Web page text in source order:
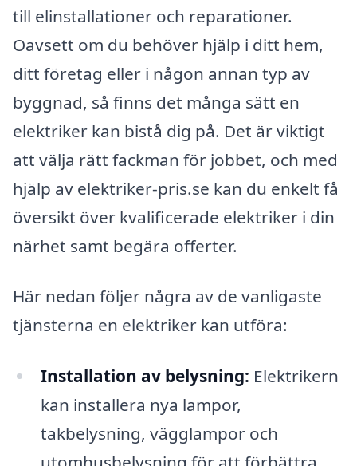
till elinstallationer och reparationer.
Oavsett om du behöver hjälp i ditt hem,
ditt företag eller i någon annan typ av
byggnad, så finns det många sätt en
elektriker kan bistå dig på. Det är viktigt
att välja rätt fackman för jobbet, och med
hjälp av elektriker-pris.se kan du enkelt få
översikt över kvalificerade elektriker i din
närhet samt begära offerter.
Här nedan följer några av de vanligaste
tjänsterna en elektriker kan utföra:
Installation av belysning: Elektrikern
kan installera nya lampor,
takbelysning, vägglampor och